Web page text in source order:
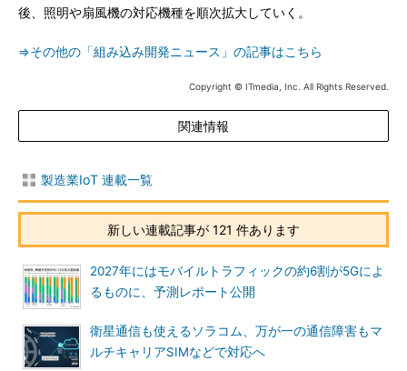
後、照明や扇風機の対応機種を順次拡大していく。
⇒その他の「組み込み開発ニュース」の記事はこちら
Copyright © ITmedia, Inc. All Rights Reserved.
関連情報
製造業IoT 連載一覧
新しい連載記事が 121 件あります
2027年にはモバイルトラフィックの約6割が5Gによ
るものに、予測レポート公開
衛星通信も使えるソラコム、万が一の通信障害もマ
ルチキャリアSIMなどで対応へ